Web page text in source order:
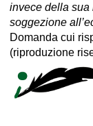
invece della sua
soggezione
Domanda cui
(riproduzione